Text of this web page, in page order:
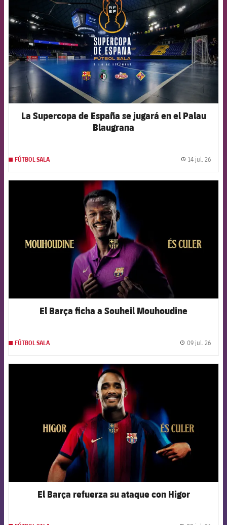
La Supercopa de España se jugará en el Palau
Blaugrana
FÚTBOL SALA 14 jul. 26
FCB Barcelona badge
El Barça ficha a Souheil Mouhoudine
FÚTBOL SALA 09 jul. 26
FCB Barcelona badge
El Barça refuerza su ataque con Higor